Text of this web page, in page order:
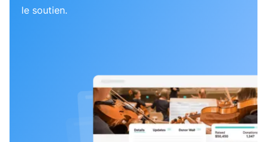
le soutien.